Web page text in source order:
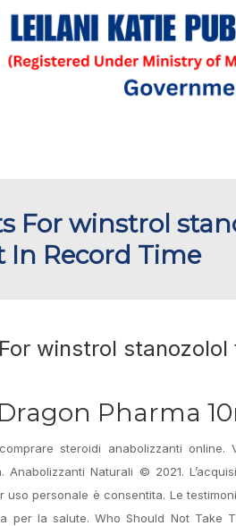
For winstrol
In Record Time
winstrol
Pharma
steroidi anabolizzanti
Anabolizzanti Naturali © 2021.
uso personale è consentita. Le
per la salute. Who Should Not Take